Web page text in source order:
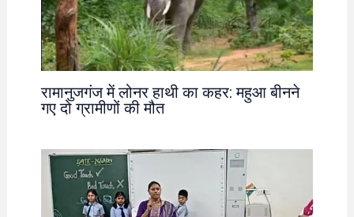
रामानुजगंज में लोनर हाथी का कहर: महुआ बीनने
गए दो ग्रामीणों की मौत